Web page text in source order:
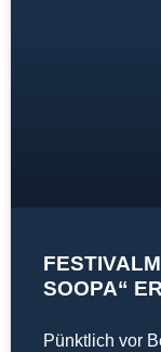
SOOPA“
Pünktlich vor